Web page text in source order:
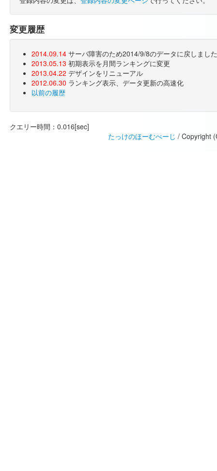
変更履歴
2014.09.14 サーバ障害のため2014/9/8のデータに戻しまし
2013.05.13 初期表示を月間ランキングに変更
2013.04.22 デザインをリニューアル
2012.06.30 ランキング表示、データ更新の高速化
以前の履歴
クエリー時間：0.016[sec]
たっけのほーむぺーじ / Copyright